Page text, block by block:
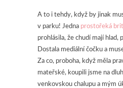
A to i tehdy, když by jinak
v parku! Jedna prostořeká
prohlásila, že chudí mají
Dostala mediální čočku a
Za co, proboha, když měla
mateřské, koupili jsme na
venkovskou chalupu a mým